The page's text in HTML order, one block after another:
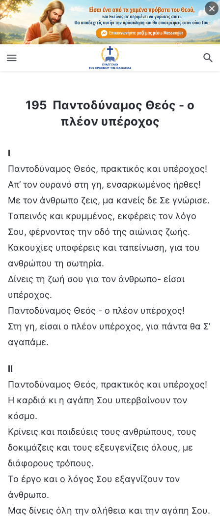
195 Παντοδύναμος Θεός - ο πλέον υπέροχος
195 Παντοδύναμος Θεός - ο
πλέον υπέροχος
Ⅰ
Παντοδύναμος Θεός, πρακτικός και υπέροχος!
Απ’ τον ουρανό στη γη, ενσαρκωμένος ήρθες!
Με τον άνθρωπο ζεις, μα κανείς δε Σε γνώρισε.
Ταπεινός και κρυμμένος, εκφέρεις τον λόγο
Σου, φέρνοντας την οδό της αιώνιας ζωής.
Κακουχίες υποφέρεις και ταπείνωση, για του
ανθρώπου τη σωτηρία.
Δίνεις τη ζωή σου για τον άνθρωπο- είσαι
υπέροχος.
Παντοδύναμος Θεός - ο πλέον υπέροχος!
Στη γη, είσαι ο πλέον υπέροχος, για πάντα θα Σ’
αγαπάμε.
Ⅱ
Παντοδύναμος Θεός, πρακτικός και υπέροχος!
Η καρδιά κι η αγάπη Σου υπερβαίνουν τον
κόσμο.
Κρίνεις και παιδεύεις τους ανθρώπους, τους
δοκιμάζεις και τους εξευγενίζεις όλους, με
διάφορους τρόπους.
Το έργο και ο λόγος Σου εξαγνίζουν τον
άνθρωπο.
Μας δίνεις όλη την αλήθεια και την αγάπη Σου.